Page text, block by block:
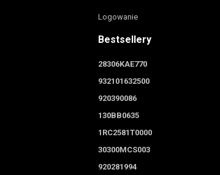
Logowanie
Bestsellery
28306KAE770
932101632500
920390086
130BB0635
1RC2581T0000
30300MCS003
920281994